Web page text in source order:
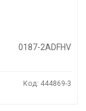
0187-2ADFHV
Код: 444869-3